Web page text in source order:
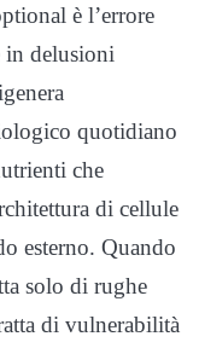
è l’errore
in delusioni
quotidiano
che
di cellule
esterno. Quando
solo di rughe
di vulnerabilità